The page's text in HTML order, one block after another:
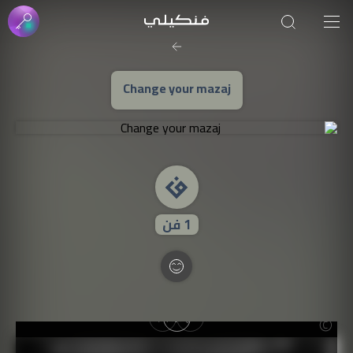
Change your mazaj
1فن
صورة الغلاف من فن
SOUFIANE Abid